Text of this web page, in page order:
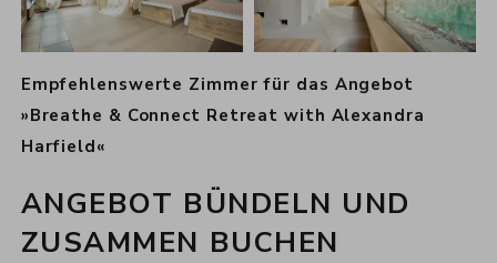
Empfehlenswerte Zimmer für das Angebot
»Breathe & Connect Retreat with Alexandra
Harfield«
ANGEBOT BÜNDELN UND
ZUSAMMEN BUCHEN